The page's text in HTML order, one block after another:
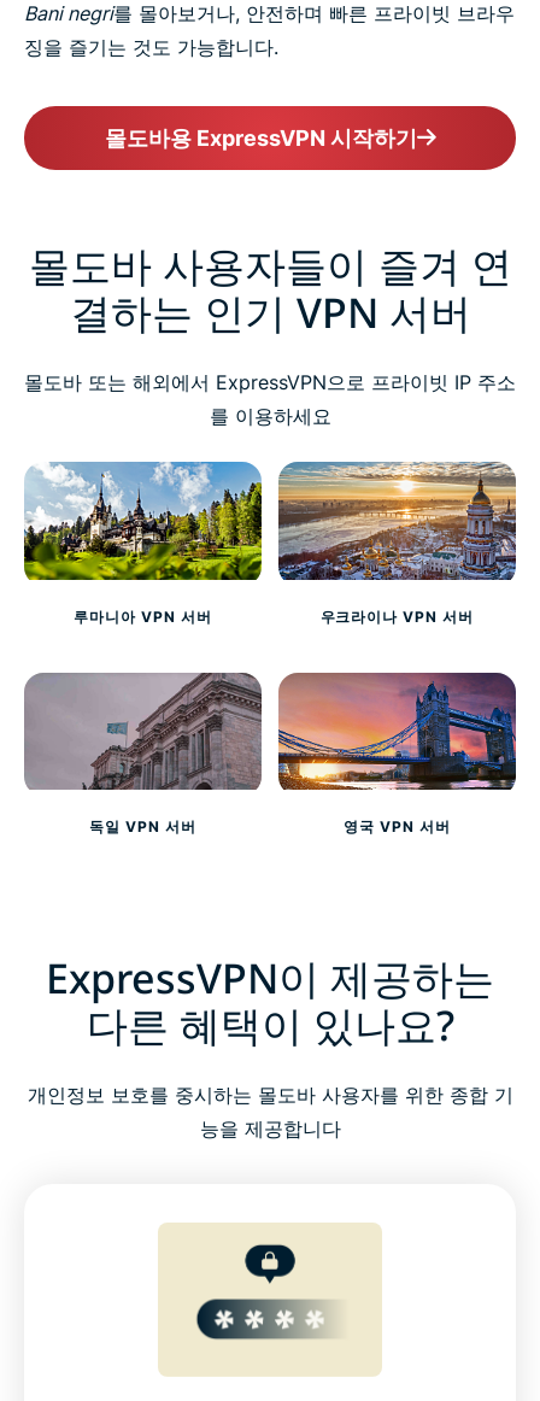
Bani negri를 몰아보거나, 안전하며 빠른 프라이빗 브라우
징을 즐기는 것도 가능합니다.
몰도바용 ExpressVPN 시작하기
몰도바 사용자들이 즐겨 연
결하는 인기 VPN 서버
몰도바 또는 해외에서 ExpressVPN으로 프라이빗 IP 주소
를 이용하세요
루마니아 VPN 서버 우크라이나 VPN 서버
독일 VPN 서버 영국 VPN 서버
ExpressVPN이 제공하는
다른 혜택이 있나요?
개인정보 보호를 중시하는 몰도바 사용자를 위한 종합 기
능을 제공합니다